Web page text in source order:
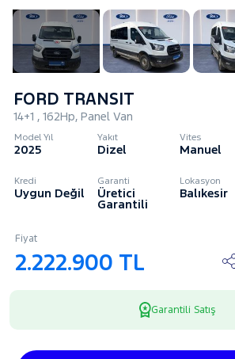
FORD TRANSIT
14+1 , 162Hp, Panel Van
Model Yıl
2025
Yakıt
Dizel
Vites
Manuel
Kredi
Uygun Değil
Garanti
Üretici
Garantili
Lokasyon
Balıkesir
Fiyat
2.222.900 TL
Garantili Satış